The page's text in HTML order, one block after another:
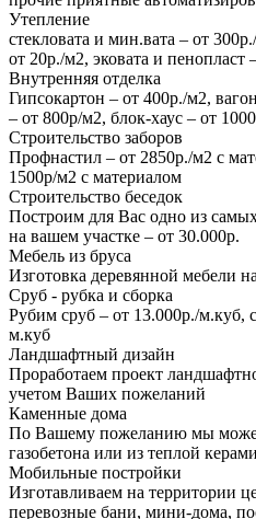
Утепление
стекловата и мин.вата – от
от 20р./м2, эковата и пенопласт
Внутренняя отделка
Гипсокартон – от 400р./м2,
– от 800р/м2, блок-хаус – от
Строительство заборов
Профнастил – от 2850р./м2 с
1500р/м2 с материалом
Строительство беседок
Построим для Вас одно из
на вашем участке – от 30.000р.
Мебель из бруса
Изготовка деревянной мебели
Сруб - рубка и сборка
Рубим сруб – от 13.000р./м.куб,
м.куб
Ландшафтный дизайн
Проработаем проект
учетом Ваших пожеланий
Каменные дома
По Вашему пожеланию мы
газобетона или из теплой
Мобильные постройки
Изготавливаем на территории
перевозные бани, мини-дома,